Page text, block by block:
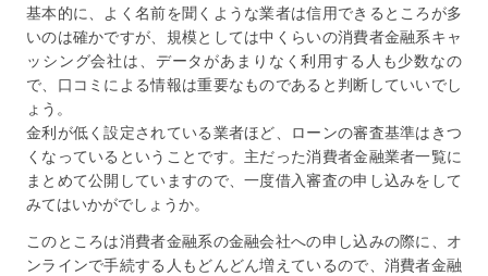
基本的に、よく名前を聞くような業者は信用できるところが多
いのは確かですが、規模としては中くらいの消費者金融系キャ
ッシング会社は、データがあまりなく利用する人も少数なの
で、口コミによる情報は重要なものであると判断していいでし
ょう。
金利が低く設定されている業者ほど、ローンの審査基準はきつ
くなっているということです。主だった消費者金融業者一覧に
まとめて公開していますので、一度借入審査の申し込みをして
みてはいかがでしょうか。
このところは消費者金融系の金融会社への申し込みの際に、オ
ンラインで手続する人もどんどん増えているので、消費者金融